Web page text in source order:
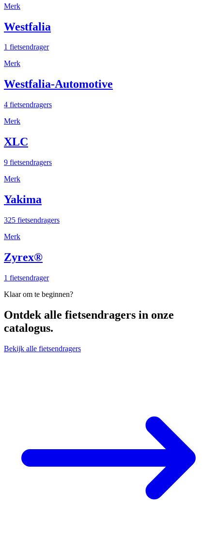
Merk
Westfalia
1 fietsendrager
Merk
Westfalia-Automotive
4 fietsendragers
Merk
XLC
9 fietsendragers
Merk
Yakima
325 fietsendragers
Merk
Zyrex®
1 fietsendrager
Klaar om te beginnen?
Ontdek alle fietsendragers in onze
catalogus.
Bekijk alle fietsendragers